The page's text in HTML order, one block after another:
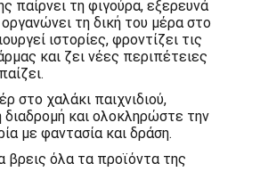
παίρνει τη φιγούρα, εξερευνά
τη δική του μέρα στο
ιστορίες, φροντίζει τις
και ζει νέες περιπέτειες
στο χαλάκι παιχνιδιού,
και ολοκληρώστε την
με φαντασία και δράση.
όλα τα προϊόντα της